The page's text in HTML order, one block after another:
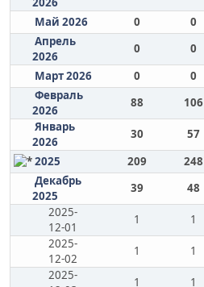
Май 2026
0 0
Апрель
2026
0 0
Март 2026
0 0
Февраль
2026
88 106
Январь
2026
30 57
2025
209 248
Декабрь
2025
39 48
2025-
12-01
1 1
2025-
12-02
1 1
2025-
1 1